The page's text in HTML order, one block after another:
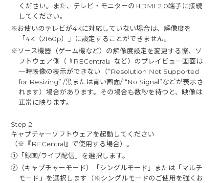
ください。また、テレビ・モニターのHDMI 2.0端子に接続
してください。
※お使いのテレビが4Kに対応していない場合は、解像度を
「4K（2160p）」に設定することができません。
※ソース機器（ゲーム機など）の解像度設定を変更する際、ソ
フトウェア側（『RECentral』など）のプレイビュー画面は
一時映像の表示ができない（”Resolution Not Supported
for Resizing” /黒または青い画面/ “No Signal”などが表示さ
れます）場合があります。その場合も数秒を待つと、映像は
正常に映ります。
Step 2.
キャプチャーソフトウェアを起動してください
（※『RECentral』で使用する場合）。
①「録画/ライブ配信」を選択します。
②（キャプチャーモード）「シングルモード」または「マルチ
モード」を選択します（※シングルモードのご使用を強くお